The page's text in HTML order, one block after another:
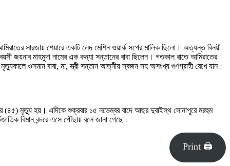
সারজায় শেয়ারে একটি লেদ মেশিন ওয়ার্ক সপের মালিক ছিলো। অত্যন্ত বিনয়ী
জয়নাব মাহমুদা নামের এক কন্যা সন্তানের বাবা ছিলেন। গতকাল রাতে আমিরাতের
ওসমান বাবা, মা, স্ত্রী সন্তান আত্নীয় স্বজন সহ অসংখ্য গুণগ্রাহী রেখে যান।
(৪৫) মৃত্যু হয়। এদিকে শুক্রবার ১৫ নভেম্বর বাদে আছর দুবাইস্থ সোনাপু্রে মরহুম
বিমান বন্দরে এসে পৌঁছায় বলে জানা গেছে।
Print 🖨